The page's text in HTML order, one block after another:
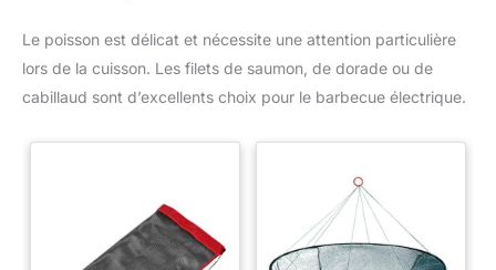
Le poisson est délicat et nécessite une attention particulière
lors de la cuisson. Les filets de saumon, de dorade ou de
cabillaud sont d’excellents choix pour le barbecue électrique.